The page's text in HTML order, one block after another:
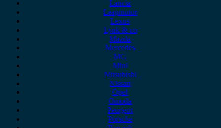
Lancia
Leapmotor
Lexus
Lynk & co
Mazda
Mercedes
MG
Mini
Mitsubishi
Nissan
Opel
Omoda
Peugeot
Porsche